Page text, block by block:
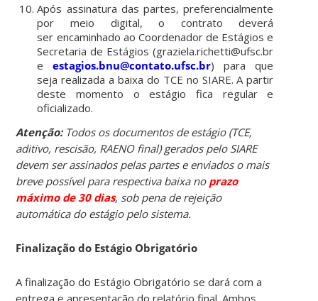
Após assinatura das partes, preferencialmente
por meio digital, o contrato deverá
ser encaminhado ao Coordenador de Estágios e
Secretaria de Estágios (graziela.richetti@ufsc.br
eestagios.bnu@contato.ufsc.br) para que
seja realizada a baixa do TCE no SIARE. A partir
deste momento o estágio fica regular e
oficializado.
Atenção:Todos os documentos de estágio (TCE,
aditivo, rescisão, RAENO final) gerados pelo SIARE
devem ser assinados pelas partes e enviados o mais
breve possível para respectiva baixa no prazo
máximo de 30 dias, sob pena de rejeição
automática do estágio pelo sistema.
Finalização do Estágio Obrigatório
A finalização do Estágio Obrigatório se dará com a
entrega e apresentação do relatório final. Ambos